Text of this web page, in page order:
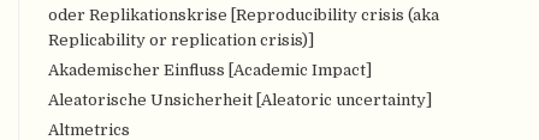
oder Replikationskrise [Reproducibility crisis (aka
Replicability or replication crisis)]
Akademischer Einfluss [Academic Impact]
Aleatorische Unsicherheit [Aleatoric uncertainty]
Altmetrics